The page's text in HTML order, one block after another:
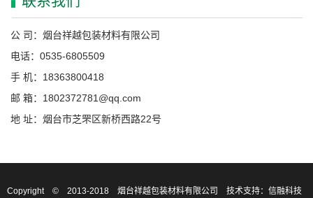
公 司：烟台祥越包装材料有限公司
电话：0535-6805509
手 机：18363800418
邮 箱：1802372781@qq.com
地 址：烟台市芝罘区新桥西路22号
Copyright © 2013-2018 烟台祥越包装材料有限公司
技术支持：信融科技